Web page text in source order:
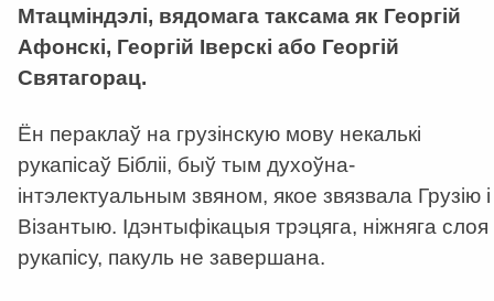
Мтацміндэлі, вядомага таксама як Георгій
Афонскі, Георгій Іверскі або Георгій
Святагорац.
Ён пераклаў на грузінскую мову некалькі
рукапісаў Бібліі, быў тым духоўна-
інтэлектуальным звяном, якое звязвала Грузію і
Візантыю. Ідэнтыфікацыя трэцяга, ніжняга слоя
рукапісу, пакуль не завершана.